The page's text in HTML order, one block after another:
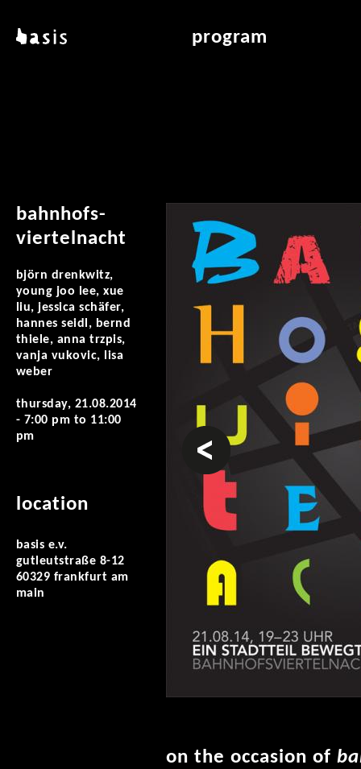
basis program
bahnhofs-
viertelnacht
björn drenkwitz,
young joo lee, xue
liu, jessica schäfer,
hannes seidl, bernd
thiele, anna trzpis,
vanja vukovic, lisa
weber
thursday, 21.08.2014
- 7:00 pm to 11:00
pm
location
basis e.v.
gutleutstraße 8-12
60329 frankfurt am
main
on the occasion of